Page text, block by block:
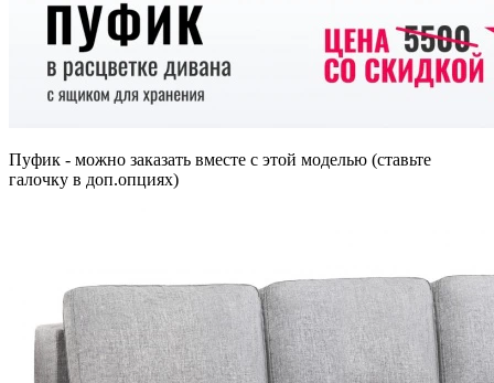
Пуфик - можно заказать вместе с этой моделью (ставьте
галочку в доп.опциях)